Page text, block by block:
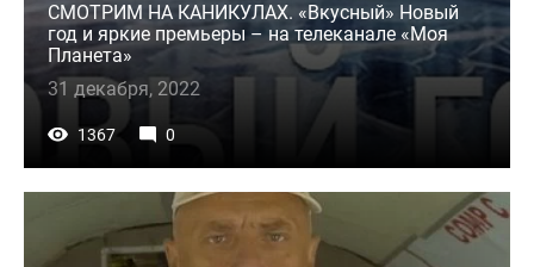
СМОТРИМ НА КАНИКУЛАХ. «Вкусный» Новый
год и яркие премьеры – на телеканале «Моя
Планета»
31 декабря, 2022
1367 0